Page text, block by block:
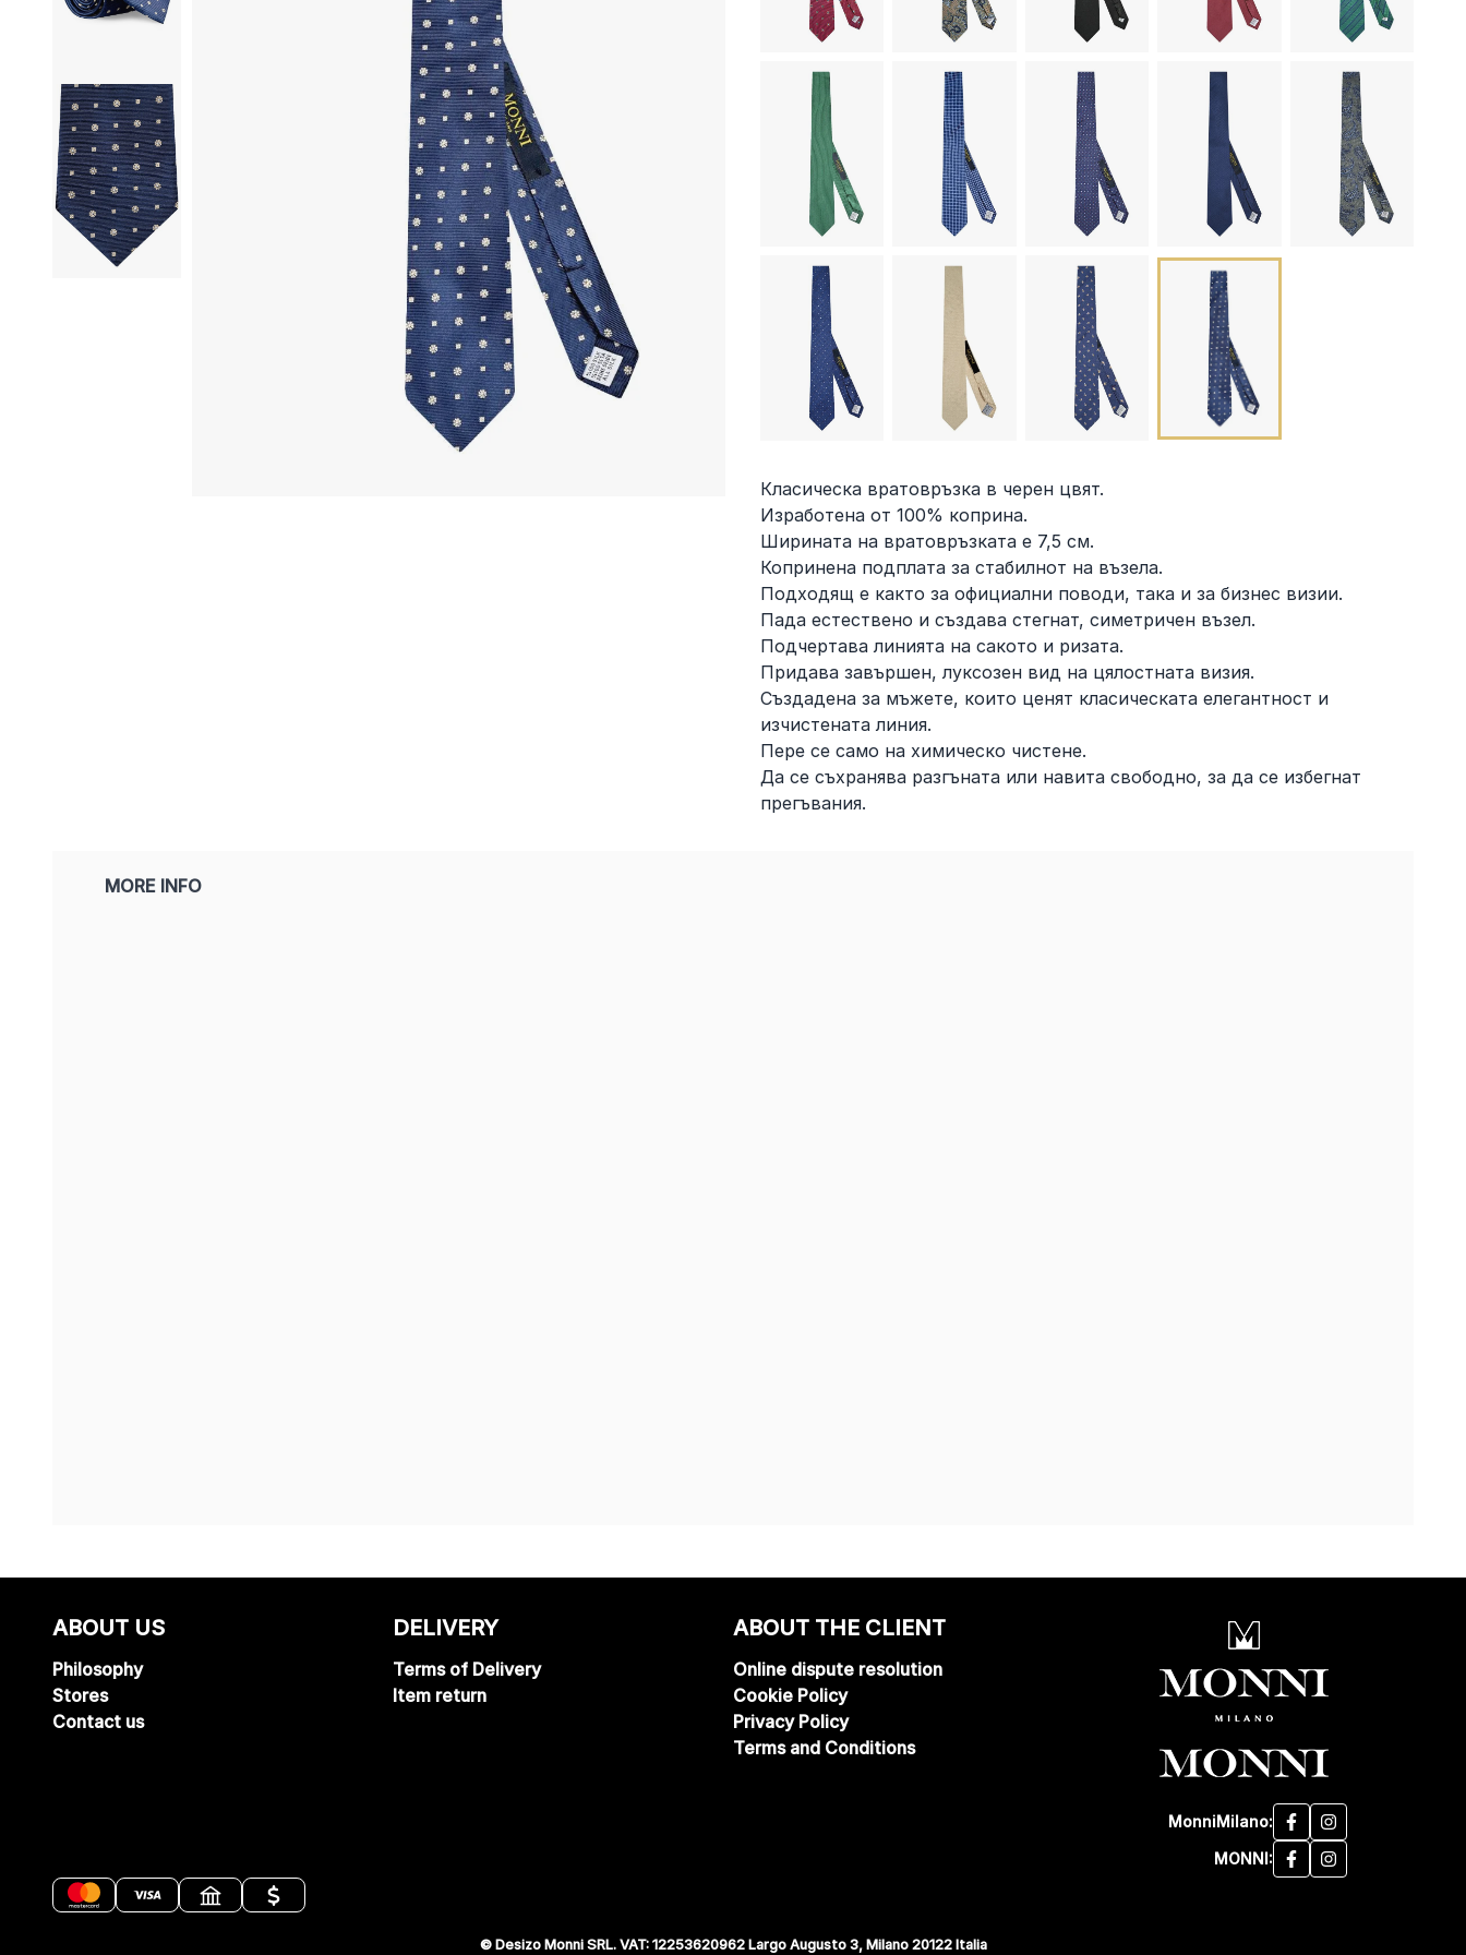
Класическа вратовръзка в черен цвят.
Изработена от 100% коприна.
Ширината на вратовръзката е 7,5 см.
Копринена подплата за стабилнот на възела.
Подходящ е както за официални поводи, така и за бизнес визии.
Пада естествено и създава стегнат, симетричен възел.
Подчертава линията на сакото и ризата.
Придава завършен, луксозен вид на цялостната визия.
Създадена за мъжете, които ценят класическата елегантност и
изчистената линия.
Пере се само на химическо чистене.
Да се съхранява разгъната или навита свободно, за да се избегнат
прегъвания.
MORE INFO
ABOUT US
Philosophy
Stores
Contact us
DELIVERY
Terms of Delivery
Item return
ABOUT THE CLIENT
Online dispute resolution
Cookie Policy
Privacy Policy
Terms and Conditions
MonniMilano:
MONNI:
© Desizo Monni SRL. VAT: 12253620962 Largo Augusto 3, Milano 20122 Italia